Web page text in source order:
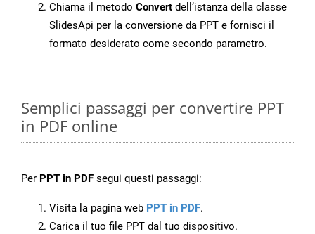
Chiama il metodo Convert dell’istanza della classe
SlidesApi per la conversione da PPT e fornisci il
formato desiderato come secondo parametro.
Semplici passaggi per convertire PPT
in PDF online
Per PPT in PDF segui questi passaggi:
Visita la pagina web PPT in PDF.
Carica il tuo file PPT dal tuo dispositivo.